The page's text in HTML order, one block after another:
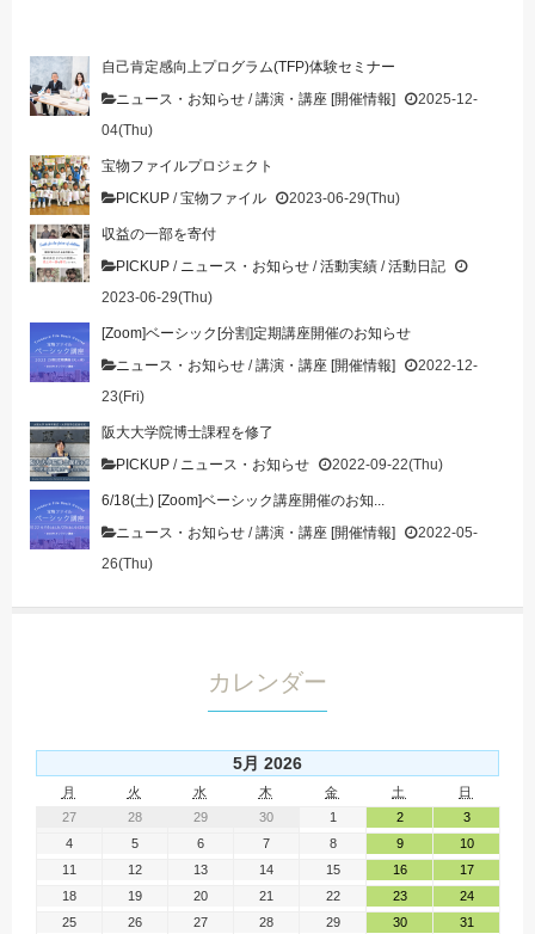
自己肯定感向上プログラム(TFP)体験セミナー
ニュース・お知らせ /講演・講座 [開催情報]
2025-12-
04(Thu)
宝物ファイルプロジェクト
PICKUP /宝物ファイル 2023-06-29(Thu)
収益の一部を寄付
PICKUP / ニュース・お知らせ /活動実績 /活動日記
2023-06-29(Thu)
[Zoom]ベーシック[分割]定期講座開催のお知らせ
ニュース・お知らせ /講演・講座 [開催情報]
2022-12-
23(Fri)
阪大大学院博士課程を修了
PICKUP / ニュース・お知らせ 2022-09-22(Thu)
6/18(土) [Zoom]ベーシック講座開催のお知...
ニュース・お知らせ /講演・講座 [開催情報]
2022-05-
26(Thu)
カレンダー
5月 2026
月 火 水 木 金 土
日
27
28 29 30 1 2
3
4
5 6 7 8 9
10
11
12 13 14 15 16
17
18
19 20 21 22 23
24
25
26 27 28 29 30 31